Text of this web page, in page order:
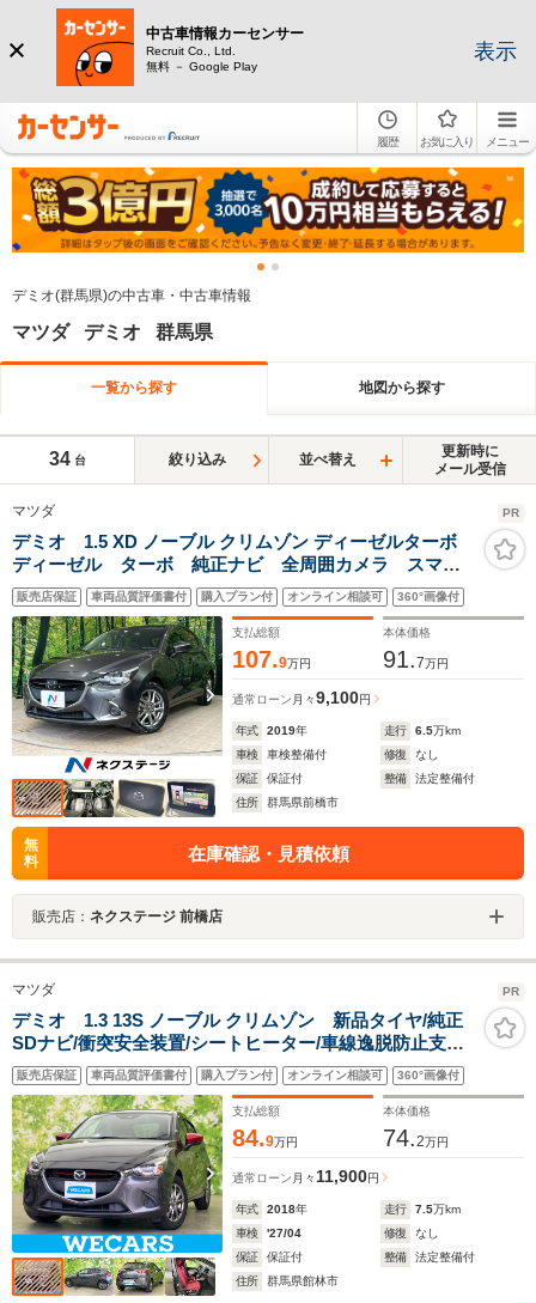
中古車情報カーセンサー
Recruit Co., Ltd.
無料 － Google Play
表示
履歴 お気に入り メニュー
デミオ(群馬県)の中古車・中古車情報
マツダ デミオ 群馬県
一覧から探す 地図から探す
34 台 絞り込み 並べ替え
更新時に
メール受信
マツダ PR
デミオ 1.5 XD ノーブル クリムゾン ディーゼルターボ
ディーゼル ターボ 純正ナビ 全周囲カメラ スマー
トシティブレーキサポート レーダークルーズ 禁煙
シートヒーター クリアランスソナー LEDヘッド ス
マートキー ドラレコ ETC
販売店保証 車両品質評価書付 購入プラン付 オンライン相談可 360°画像付
支払総額
107.9万円
本体価格
91.7万円
通常ローン 月々9,100円
年式 2019年 走行 6.5万km
車検
車検整備付 修復
なし
保証
保証付 整備
法定整備付
住所
群馬県前橋市
無
料
在庫確認・見積依頼
販売店： ネクステージ 前橋店
マツダ PR
デミオ 1.3 13S ノーブル クリムゾン 新品タイヤ/純正
SDナビ/衝突安全装置/シートヒーター/車線逸脱防止支援
システム/ドライブレコーダー 社外/ヘッドランプ
LED/Bluetooth接続/ETC/EBD付ABS/横滑り防止装置
販売店保証 車両品質評価書付 購入プラン付 オンライン相談可 360°画像付
支払総額
84.9万円
本体価格
74.2万円
通常ローン 月々11,900円
年式 2018年 走行 7.5万km
車検
'27/04 修復
なし
保証
保証付 整備
法定整備付
住所
群馬県館林市